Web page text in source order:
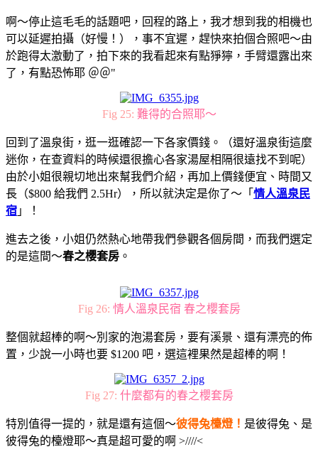
啊～停止這毛毛的話題吧，回程的路上，我才想到我的相機也
可以延遲拍攝（好慢！），事不宜遲，趕快來拍個合照吧～由
於跑得太激動了，拍下來的我看起來有點猙獰，手臂還露出來
了，有點恐怖耶 ＠＠"
Fig 25: 難得的合照耶～
回到了溫泉街，逛一逛確認一下各家價錢。（還好溫泉街這麼
迷你，在查資料的時候還很擔心各家湯屋相隔很遠找不到呢）
由於小姐很親切地出來幫我們介紹，再加上價錢便宜、時間又
長（$800 給我們 2.5Hr），所以就決定是你了～「 情人溫泉民
宿 」！
進去之後，小姐仍然熱心地帶我們參觀各個房間，而我們選定
的是這間～春之櫻套房 。
Fig 26: 情人溫泉民宿 春之櫻套房
整個就超棒的啊～別家的泡湯套房，要有溪景、還有漂亮的佈
置，少說一小時也要 $1200 吧，選這裡果然是超棒的啊！
Fig 27: 什麼都有的春之櫻套房
特別值得一提的，就是還有這個～彼得兔檯燈！ 是彼得兔、是
彼得兔的檯燈耶～真是超可愛的啊 >////<